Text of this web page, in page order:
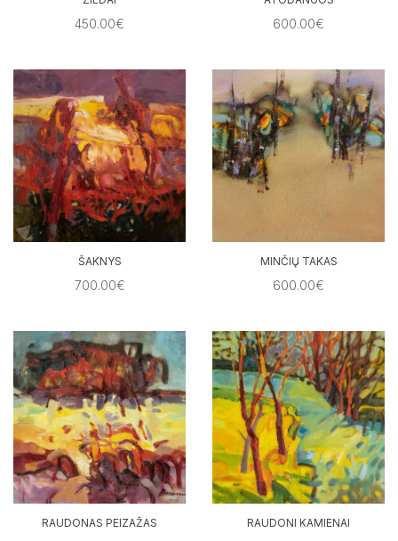
450.00€ 600.00€
ŠAKNYS
700.00€
MINČIŲ TAKAS
600.00€
RAUDONAS PEIZAŽAS RAUDONI KAMIENAI